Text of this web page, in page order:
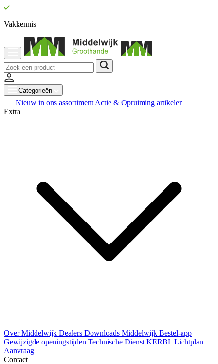
Vakkennis
Categorieën
Nieuw in ons assortiment Actie & Opruiming artikelen
Extra
Over Middelwijk Dealers Downloads Middelwijk Bestel-app
Gewijzigde openingstijden Technische Dienst KERBL Lichtplan
Aanvraag
Contact